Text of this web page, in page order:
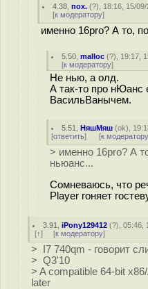
4.38 ,пох. (?), 18:16, 15/
[к модератору]
именно 16pro? А то,
5.50 ,malloc (?), 19:17,
[к модератору]
Не нью, а олд.
А так-то про нЮанс
ВасильВанычем.
5.51 ,НяшМяш (ok),
[ответить] [к модератору
> именно 16pro? А
ньюанс...
Сомневаюсь, что
Player гоняет
3.91 ,iPony129412 (?), 05:46,
[↑] [к модератору]
> I7 740qm - говорит
> Q3'10
> A compatible 64-bit
later